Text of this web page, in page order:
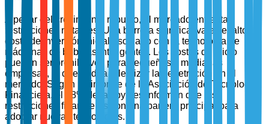
A pesar del crecimiento robusto, el mercado enfrenta
restricciones notables. Una barrera significativa es el alto
costo de inversión inicial asociado con la tecnología de
máquinas de bebidas inteligentes. Los costos de inicio
pueden ser prohibitivos para pequeñas y medianas
empresas, lo que podría ralentizar la penetración en el
mercado. Según un informe de la Asociación de Tecnología
Financiera, el 38% de las pymes informan que las
restricciones financieras son una barrera principal para
adoptar nuevas tecnologías.